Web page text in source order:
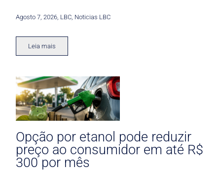
Agosto 7, 2026 LBC Noticias LBC
Leia mais
Opção por etanol pode reduzir
preço ao consumidor em até R$
300 por mês